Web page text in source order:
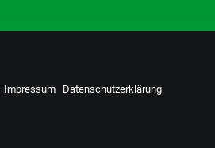
Impressum Datenschutzerklärung